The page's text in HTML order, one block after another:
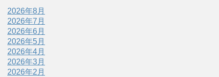
2026年8月
2026年7月
2026年6月
2026年5月
2026年4月
2026年3月
2026年2月